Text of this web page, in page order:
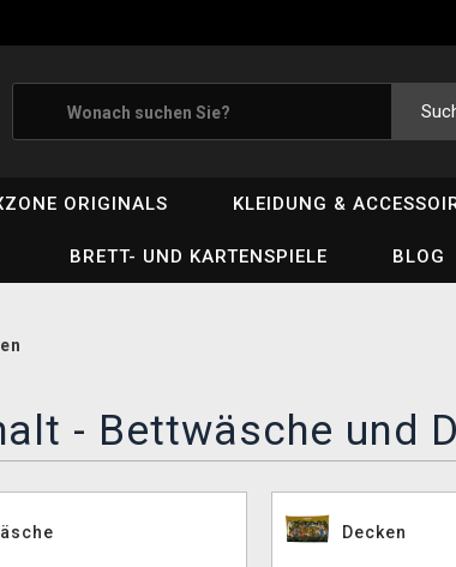
ORIGINALS KLEIDUNG &
BRETT- UND KARTENSPIELE BLOG
- Bettwäsche und
Decken